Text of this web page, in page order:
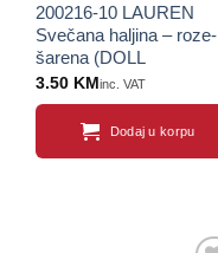
200216-10 LAUREN
Svečana haljina – roze-
šarena (DOLL
COLLECTION)
3.50 KM inc. VAT
Dodaj u korpu